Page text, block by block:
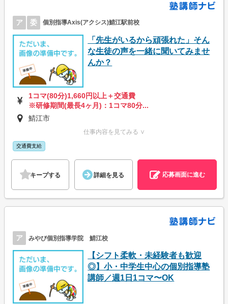
ア 委 個別指導Axis(アクシス)鯖江駅前校
「先生がいるから頑張れた」そん
な生徒の声を一緒に聞いてみませ
んか？
1コマ(80分)1,660円以上＋交通費
※研修期間(最長4ヶ月)：1コマ80分...
鯖江市
仕事内容を見てみる ∨
交通費支給
キープする 詳細を見る 応募画面に進む
ア みやび個別指導学院 鯖江校
【シフト柔軟・未経験者も歓迎
◎】小・中学生中心の個別指導塾
講師／週1日1コマ〜OK